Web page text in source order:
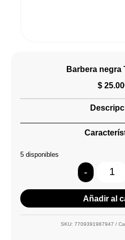
Barbera negra
$
5 disponibles
-
Añadir al
SKU: 7709391987947